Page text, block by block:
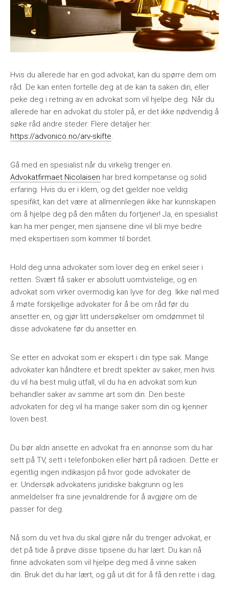
Hvis du allerede har en god advokat, kan du spørre dem om
råd. De kan enten fortelle deg at de kan ta saken din, eller
peke deg i retning av en advokat som vil hjelpe deg. Når du
allerede har en advokat du stoler på, er det ikke nødvendig å
søke råd andre steder. Flere detaljer her:
https://advonico.no/arv-skifte.
Gå med en spesialist når du virkelig trenger en.
Advokatfirmaet Nicolaisen har bred kompetanse og solid
erfaring. Hvis du er i klem, og det gjelder noe veldig
spesifikt, kan det være at allmennlegen ikke har kunnskapen
om å hjelpe deg på den måten du fortjener! Ja, en spesialist
kan ha mer penger, men sjansene dine vil bli mye bedre
med ekspertisen som kommer til bordet.
Hold deg unna advokater som lover deg en enkel seier i
retten. Svært få saker er absolutt uomtvistelige, og en
advokat som virker overmodig kan lyve for deg. Ikke nøl med
å møte forskjellige advokater for å be om råd før du
ansetter en, og gjør litt undersøkelser om omdømmet til
disse advokatene før du ansetter en.
Se etter en advokat som er ekspert i din type sak. Mange
advokater kan håndtere et bredt spekter av saker, men hvis
du vil ha best mulig utfall, vil du ha en advokat som kun
behandler saker av samme art som din. Den beste
advokaten for deg vil ha mange saker som din og kjenner
loven best.
Du bør aldri ansette en advokat fra en annonse som du har
sett på TV, sett i telefonboken eller hørt på radioen. Dette er
egentlig ingen indikasjon på hvor gode advokater de
er. Undersøk advokatens juridiske bakgrunn og les
anmeldelser fra sine jevnaldrende for å avgjøre om de
passer for deg.
Nå som du vet hva du skal gjøre når du trenger advokat, er
det på tide å prøve disse tipsene du har lært. Du kan nå
finne advokaten som vil hjelpe deg med å vinne saken
din. Bruk det du har lært, og gå ut dit for å få den rette i dag.